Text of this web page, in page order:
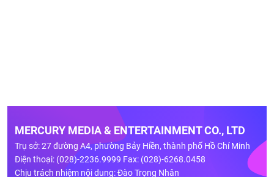
MERCURY MEDIA & ENTERTAINMENT CO., LTD
Trụ sở: 27 đường A4, phường Bảy Hiền, thành phố Hồ Chí Minh
Điện thoại: (028)-2236.9999 Fax: (028)-6268.0458
Chịu trách nhiệm nội dung: Đào Trọng Nhân